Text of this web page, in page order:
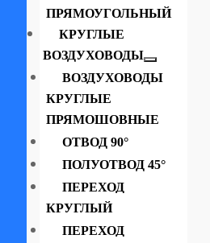
ПРЯМОУГОЛЬНЫЙ
КРУГЛЫЕ
ВОЗДУХОВОДЫ
ВОЗДУХОВОДЫ
КРУГЛЫЕ
ПРЯМОШОВНЫЕ
ОТВОД 90°
ПОЛУОТВОД 45°
ПЕРЕХОД
КРУГЛЫЙ
ПЕРЕХОД